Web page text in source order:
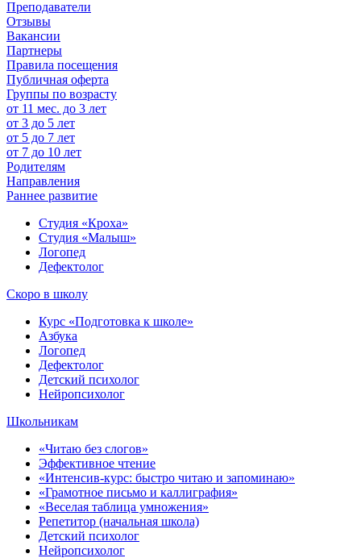
Преподаватели
Отзывы
Вакансии
Партнеры
Правила посещения
Публичная оферта
Группы по возрасту
от 11 мес. до 3 лет
от 3 до 5 лет
от 5 до 7 лет
от 7 до 10 лет
Родителям
Направления
Раннее развитие
Студия «Кроха»
Студия «Малыш»
Логопед
Дефектолог
Скоро в школу
Курс «Подготовка к школе»
Азбука
Логопед
Дефектолог
Детский психолог
Нейропсихолог
Школьникам
«Читаю без слогов»
Эффективное чтение
«Интенсив-курс: быстро читаю и запоминаю»
«Грамотное письмо и каллиграфия»
«Веселая таблица умножения»
Репетитор (начальная школа)
Детский психолог
Нейропсихолог